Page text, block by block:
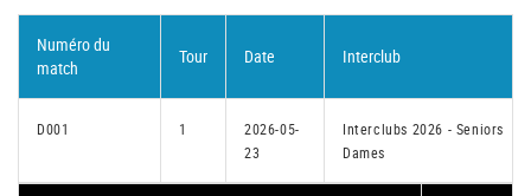
Numéro du
match
Tour Date Interclub
D001 1
2026-05-
23
Interclubs 2026 - Seniors
Dames